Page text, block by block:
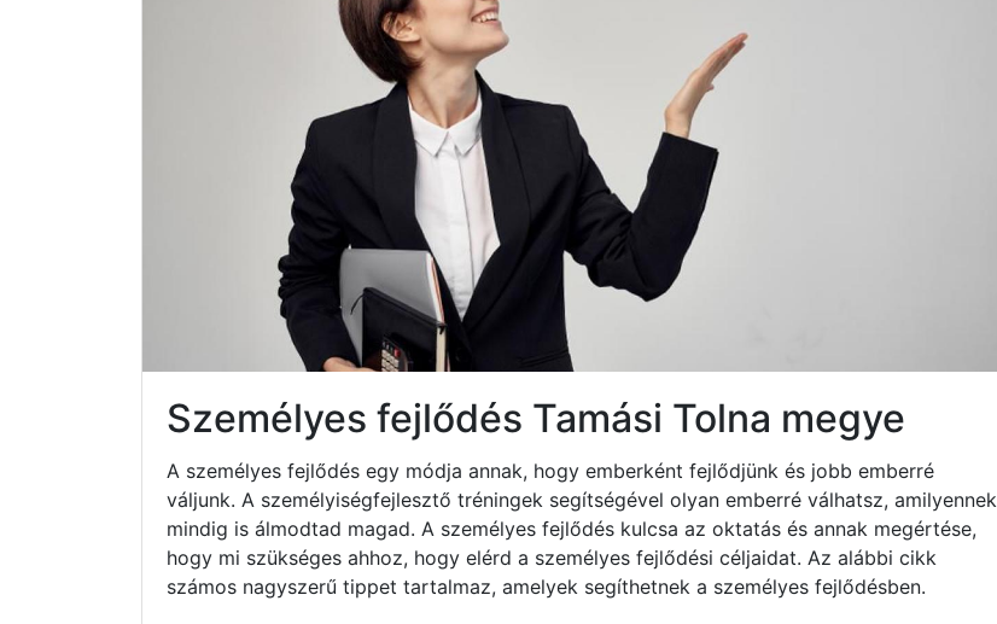
Személyes fejlődés Tamási Tolna megye
A személyes fejlődés egy módja annak, hogy emberként fejlődjünk és jobb emberré
váljunk. A személyiségfejlesztő tréningek segítségével olyan emberré válhatsz, amilyennek
mindig is álmodtad magad. A személyes fejlődés kulcsa az oktatás és annak megértése,
hogy mi szükséges ahhoz, hogy elérd a személyes fejlődési céljaidat. Az alábbi cikk
számos nagyszerű tippet tartalmaz, amelyek segíthetnek a személyes fejlődésben.